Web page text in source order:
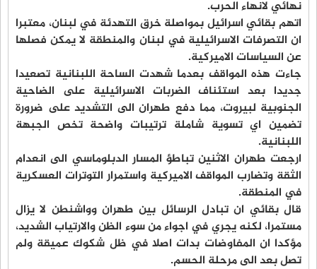
نهائي لانهاء الحرب.
اتهم بقائي اسرائيل بمواصلة خرق التهدئة في لبنان، معتبرا
ان التصرفات الاسرائيلية في لبنان والمنطقة لا يمكن فصلها
عن السياسات الاميركية.
جاءت هذه المواقف بعدما شهدت الساحة اللبنانية تصعيدا
جديدا بعد استئناف الضربات الاسرائيلية على الضاحية
الجنوبية لبيروت، مما دفع طهران الى التشديد على ضرورة
تضمين اي تسوية شاملة ترتيبات واضحة تخص الجبهة
اللبنانية.
ارجعت طهران الاثنين تباطؤ المسار الدبلوماسي الى انعدام
الثقة وتضارب المواقف الاميركية واستمرار التوترات العسكرية
في المنطقة.
قال بقائي ان تبادل الرسائل بين طهران وواشنطن لا يزال
مستمرا، لكنه يجري في اجواء من سوء الظن والارتياب الشديد،
مؤكدا ان المفاوضات بدات اصلا في ظل شكوك عميقة ولم
تصل بعد الى مرحلة الحسم.